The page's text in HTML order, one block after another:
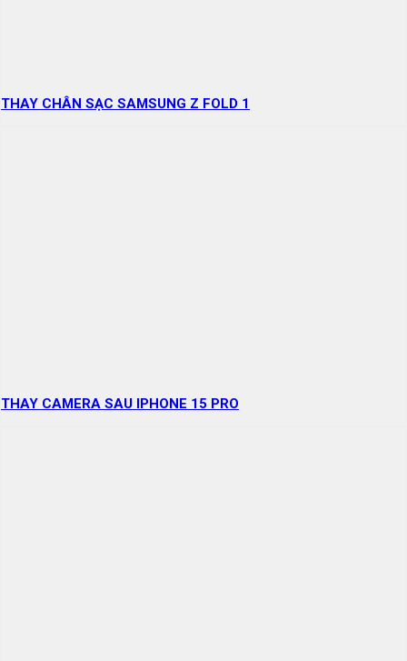
THAY CHÂN SẠC SAMSUNG Z FOLD 1
THAY CAMERA SAU IPHONE 15 PRO